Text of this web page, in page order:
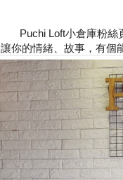
Puchi Loft小倉庫粉絲
讓你的情緒、故事，有個